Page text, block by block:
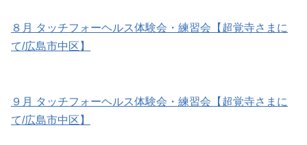
８月 タッチフォーヘルス体験会・練習会【超覚寺さまに
て/広島市中区】
９月 タッチフォーヘルス体験会・練習会【超覚寺さまに
て/広島市中区】